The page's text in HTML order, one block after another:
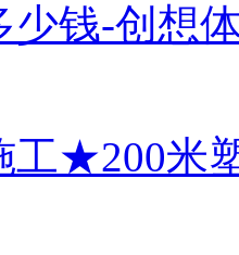
少钱-创想
工★200米